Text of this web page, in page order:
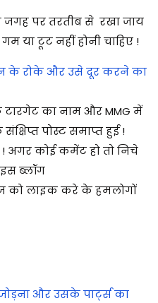
जगह पर तरतीब से रखा जाय
या टूट नहीं होनी चाहिए !
के रोके और उसे दूर करने का
टारगेट का नाम और MMG में
पोस्ट समाप्त हुई !
अगर कोई कमेंट हो तो निचे
ब्लॉग
को लाइक करे के हमलोगों
और उसके पार्ट्स का